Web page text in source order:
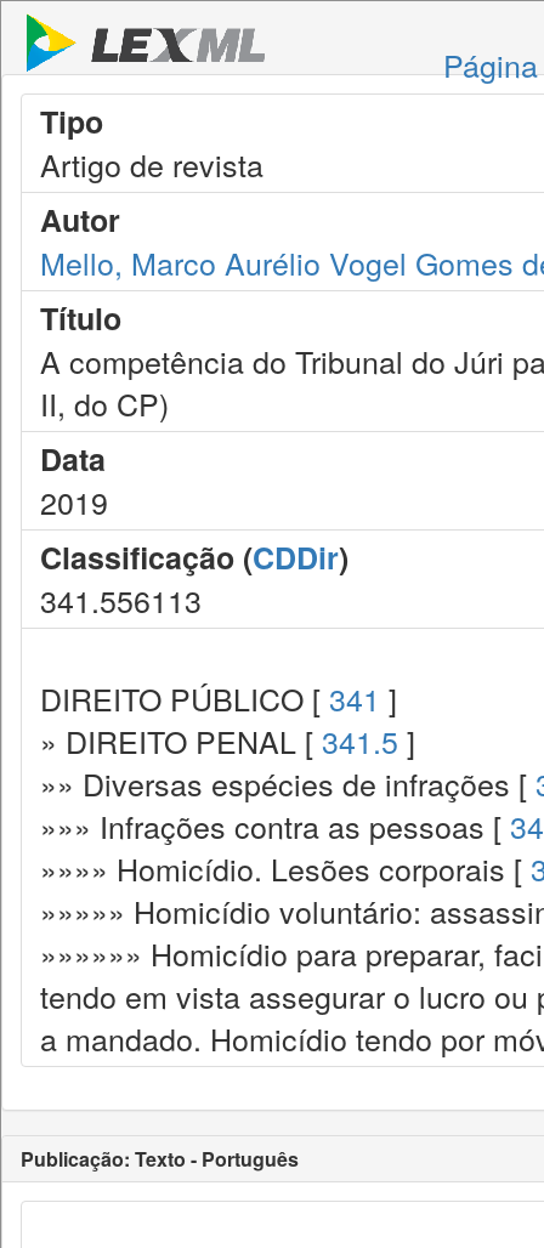
Tipo
Artigo de revista
Autor
Mello, Marco Aurélio Vogel Gomes
Título
A competência do Tribunal do Júri
II, do CP)
Data
2019
Classificação (CDDir)
341.556113
DIREITO PÚBLICO [ 341 ]
» DIREITO PENAL [ 341.5 ]
»» Diversas espécies de infrações [
»»» Infrações contra as pessoas [
»»»» Homicídio. Lesões corporais [
»»»»» Homicídio voluntário:
»»»»»» Homicídio para preparar,
tendo em vista assegurar o lucro
a mandado. Homicídio tendo por
Publicação: Texto - Português